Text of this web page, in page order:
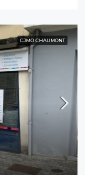
CJMO CHAUMONT